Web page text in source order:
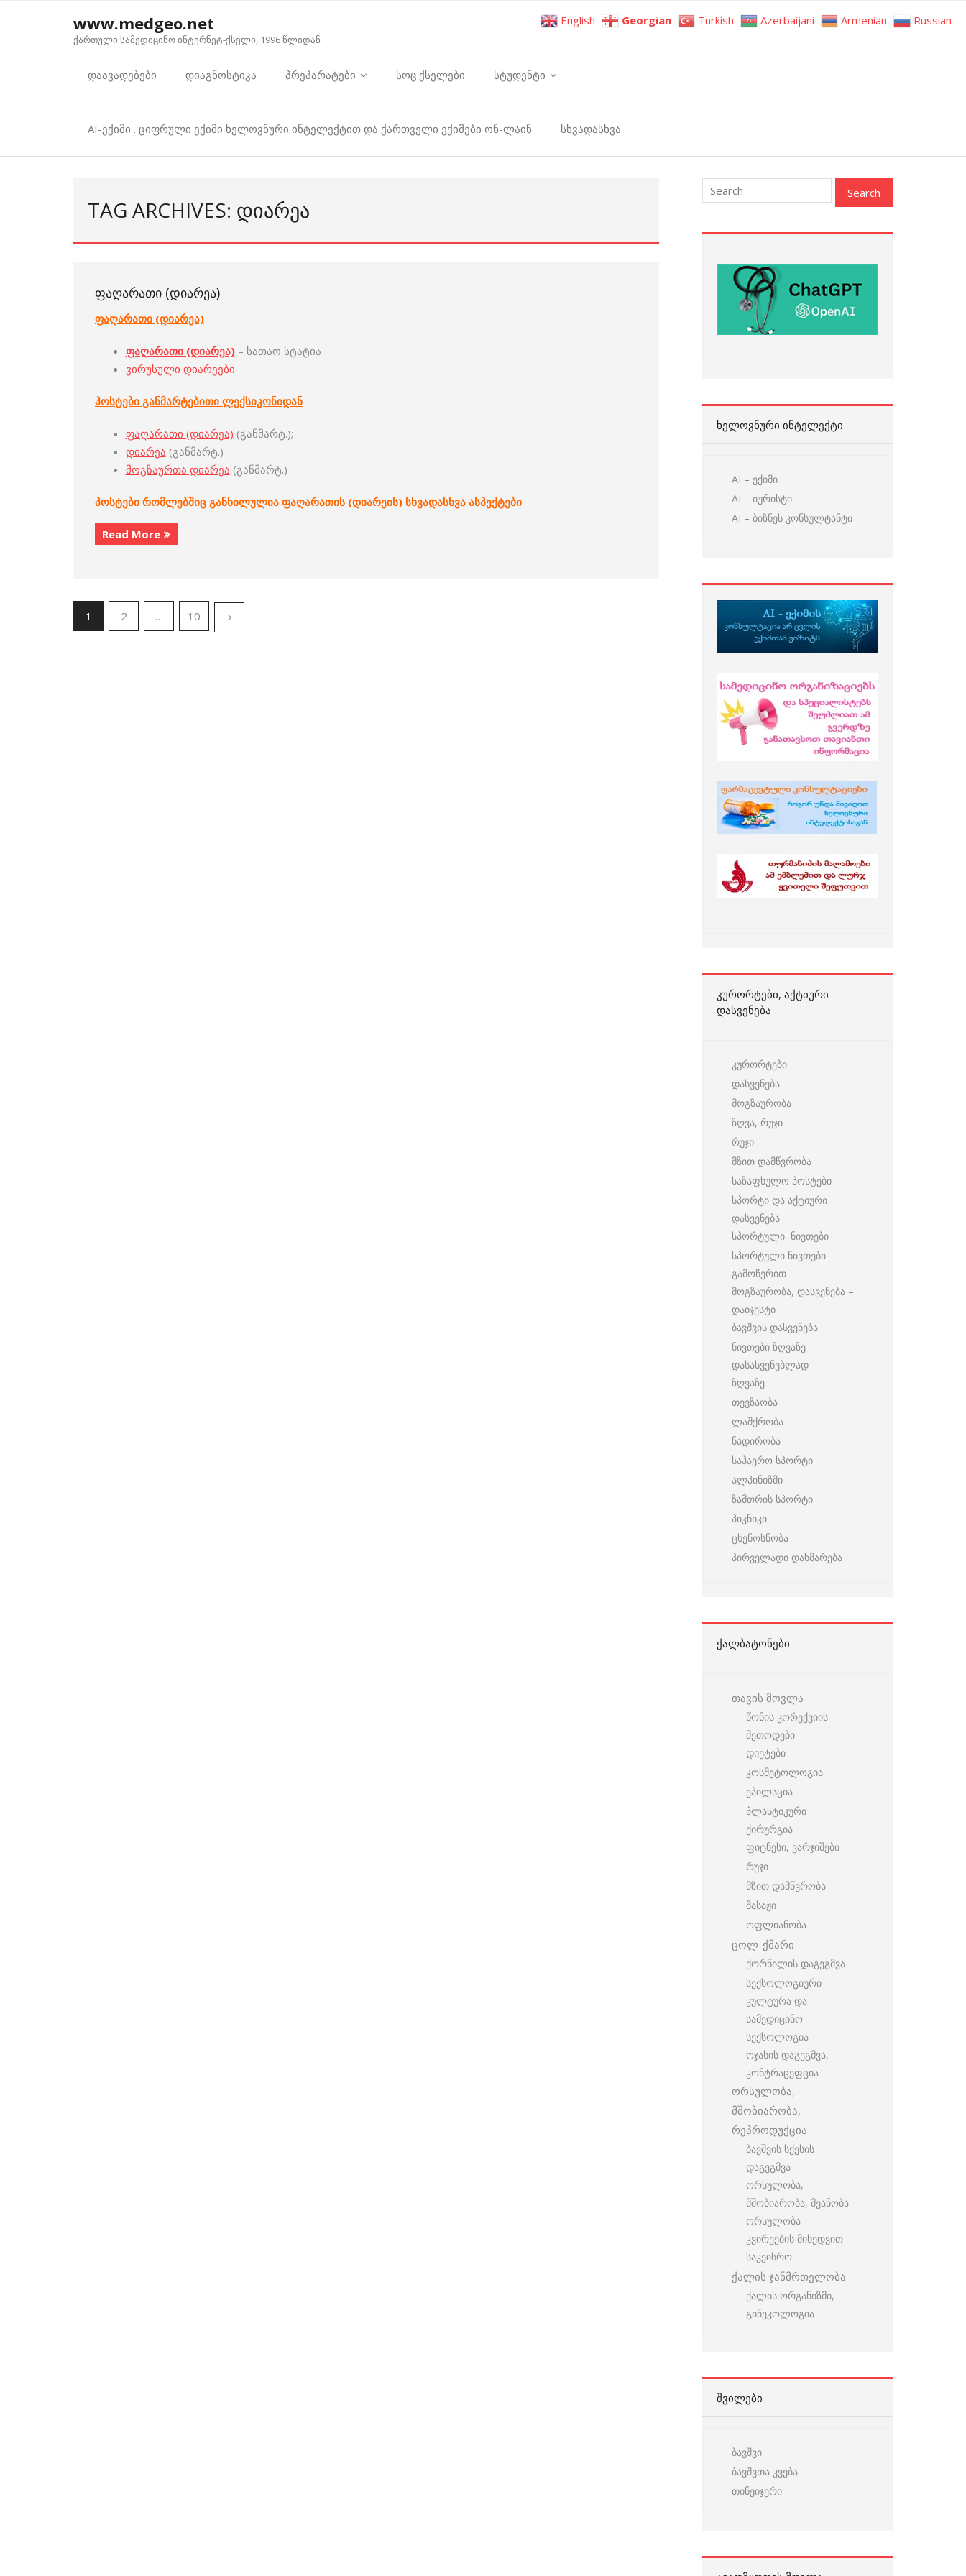
www.medgeo.net
ქართული სამედიცინო ინტერნეტ-ქსელი, 1996 წლიდან
დაავადებები დიაგნოსტიკა პრეპარატები სოც.ქსელები სტუდენტი
AI-ექიმი . ციფრული ექიმი ხელოვნური ინტელექტით და ქართველი ექიმები ონ-ლაინ სხვადასხვა
TAG ARCHIVES: ᲓᲘᲐᲠᲔᲐ
ᲤᲐᲦᲐᲠᲐᲗᲘ (ᲓᲘᲐᲠᲔᲐ)
ფაღარათი (დიარეა)
ფაღარათი (დიარეა)– სათაო სტატია
ვირუსული დიარეები
პოსტები განმარტებითი ლექსიკონიდან
ფაღარათი (დიარეა) (განმარტ.);
დიარეა (განმარტ.)
მოგზაურთა დიარეა (განმარტ.)
პოსტები რომლებშიც განხილულია ფაღარათის (დიარეის) სხვადასხვა ასპექტები
Read More
1 2 … 10
ᲮᲔᲚᲝᲕᲜᲣᲠᲘ ᲘᲜᲢᲔᲚᲔᲥᲢᲘ
AI – ექიმი
AI – იურისტი
AI – ბიზნეს კონსულტანტი
ᲙᲣᲠᲝᲠᲢᲔᲑᲘ, ᲐᲥᲢᲘᲣᲠᲘ
ᲓᲐᲡᲕᲔᲜᲔᲑᲐ
კურორტები
დასვენება
მოგზაურობა
ზღვა, რუჯი
რუჯი
მზით დამწვრობა
საზაფხულო პოსტები
სპორტი და აქტიური
დასვენება
სპორტული ნივთები
სპორტული ნივთები
გამოწერით
მოგზაურობა, დასვენება –
დაიჯესტი
ბავშვის დასვენება
ნივთები ზღვაზე
დასასვენებლად
ზღვაზე
თევზაობა
ლაშქრობა
ნადირობა
საჰაერო სპორტი
ალპინიზმი
ზამთრის სპორტი
პიკნიკი
ცხენოსნობა
პირველადი დახმარება
ᲥᲐᲚᲑᲐᲢᲝᲜᲔᲑᲘ
თავის მოვლა
წონის კორექვიის
მეთოდები
დიეტები
კოსმეტოლოგია
ეპილაცია
პლასტიკური
ქირურგია
ფიტნესი, ვარჯიშები
რუჯი
მზით დამწვრობა
მასაჟი
ოფლიანობა
ცოლ-ქმარი
ქორწილის დაგეგმვა
სექსოლოგიური
კულტურა და
სამედიცინო
სექსოლოგია
ოჯახის დაგეგმვა,
კონტრაცეფცია
ორსულობა,
მშობიარობა,
რეპროდუქცია
ბავშვის სქესის
დაგეგმვა
ორსულობა,
მშობიარობა, მეანობა
ორსულობა
კვირეების მიხედვით
საკეისრო
ქალის ჯანმრთელობა
ქალის ორგანიზმი,
გინეკოლოგია
ᲨᲕᲘᲚᲔᲑᲘ
ბავშვი
ბავშვთა კვება
თინეიჯერი
English Georgian Turkish Azerbaijani Armenian Russian